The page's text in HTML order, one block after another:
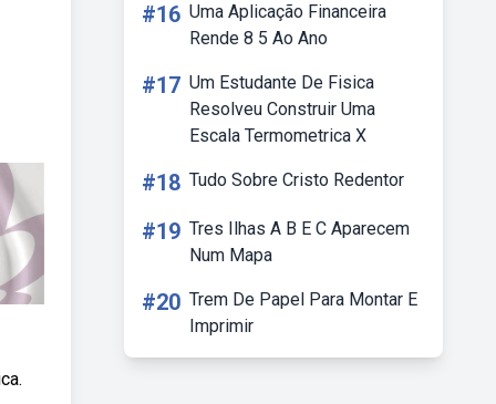
#16 Uma Aplicação Financeira
Rende 8 5 Ao Ano
#17 Um Estudante De Fisica
Resolveu Construir Uma
Escala Termometrica X
#18 Tudo Sobre Cristo Redentor
#19 Tres Ilhas A B E C Aparecem
Num Mapa
#20 Trem De Papel Para Montar E
Imprimir